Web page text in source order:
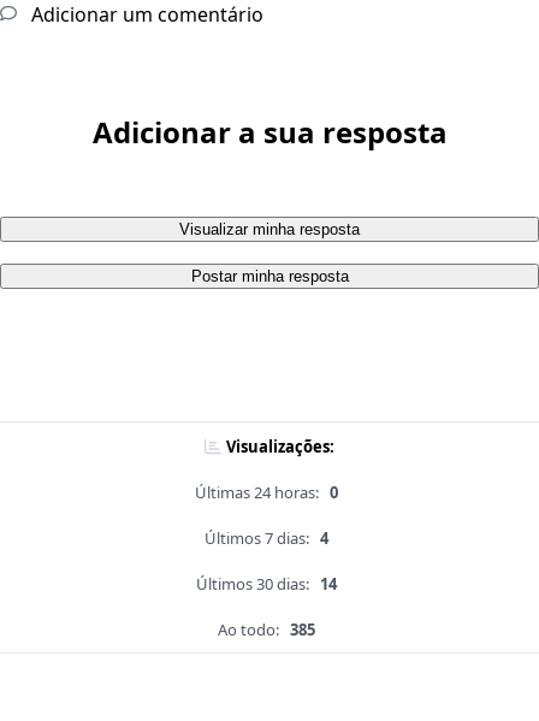
Adicionar um comentário
Adicionar a sua resposta
Visualizar minha resposta
Postar minha resposta
Visualizações:
Últimas 24 horas: 0
Últimos 7 dias: 4
Últimos 30 dias: 14
Ao todo: 385